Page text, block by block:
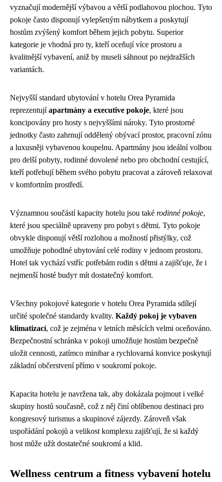
vyznačují modernější výbavou a větší podlahovou plochou. Tyto
pokoje často disponují vylepšeným nábytkem a poskytují
hostům zvýšený komfort během jejich pobytu. Superior
kategorie je vhodná pro ty, kteří oceňují více prostoru a
kvalitnější vybavení, aniž by museli sáhnout po nejdražších
variantách.
Nejvyšší standard ubytování v hotelu Orea Pyramida
reprezentujíapartmány a executive pokoje, které jsou
koncipovány pro hosty s nejvyššími nároky. Tyto prostorné
jednotky často zahrnují oddělený obývací prostor, pracovní zónu
a luxusněji vybavenou koupelnu. Apartmány jsou ideální volbou
pro delší pobyty, rodinné dovolené nebo pro obchodní cestující,
kteří potřebují během svého pobytu pracovat a zároveň relaxovat
v komfortním prostředí.
Významnou součástí kapacity hotelu jsou také rodinné pokoje,
které jsou speciálně upraveny pro pobyt s dětmi. Tyto pokoje
obvykle disponují větší rozlohou a možností přistýlky, což
umožňuje pohodlné ubytování celé rodiny v jednom prostoru.
Hotel tak vychází vstříc potřebám rodin s dětmi a zajišťuje, že i
nejmenší hosté budут mít dostatečný komfort.
Všechny pokojové kategorie v hotelu Orea Pyramida sdílejí
určité společné standardy kvality. Každý pokoj je vybaven
klimatizací, což je zejména v letních měsících velmi oceňováno.
Bezpečnostní schránka v pokoji umožňuje hostům bezpečně
uložit cennosti, zatímco minibar a rychlovarná konvice poskytují
základní občerstvení přímo v soukromí pokoje.
Kapacita hotelu je navržena tak, aby dokázala pojmout i velké
skupiny hostů současně, což z něj činí oblíbenou destinaci pro
kongresový turismus a skupinové zájezdy. Zároveň však
uspořádání pokojů a velikost komplexu zajišťují, že si každý
host může užít dostatečné soukromí a klid.
Wellness centrum a fitness vybavení hotelu